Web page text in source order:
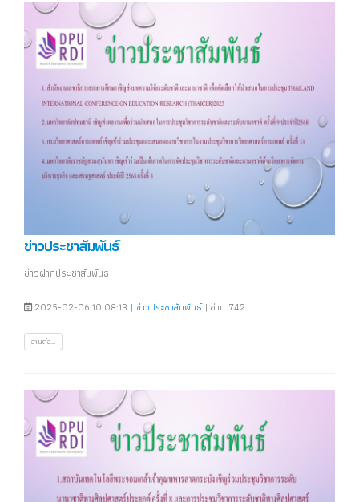
ข่าวประชาสัมพันธ์
ข่าวฝากประชาสัมพันธ์
2025-02-06 10:08:13 | ข่าวประชาสัมพันธ์| อ่าน 742
อ่านต่อ...